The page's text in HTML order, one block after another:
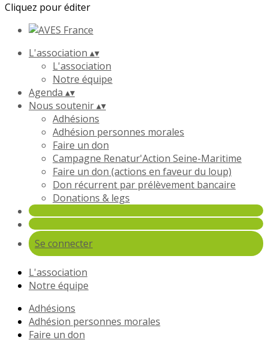
Cliquez pour éditer
L'association ▴▾
L'association
Notre équipe
Agenda ▴▾
Nous soutenir▴▾
Adhésions
Adhésion personnes morales
Faire un don
Campagne Renatur'Action Seine-Maritime
Faire un don (actions en faveur du loup)
Don récurrent par prélèvement bancaire
Donations & legs
Se connecter
L'association
Notre équipe
Adhésions
Adhésion personnes morales
Faire un don